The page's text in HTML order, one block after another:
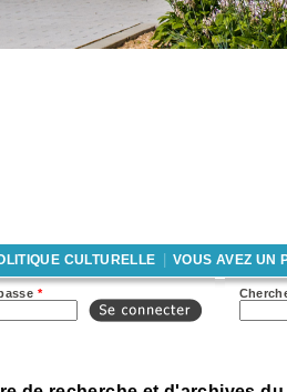
CULTURELLE VOUS AVEZ UN
*